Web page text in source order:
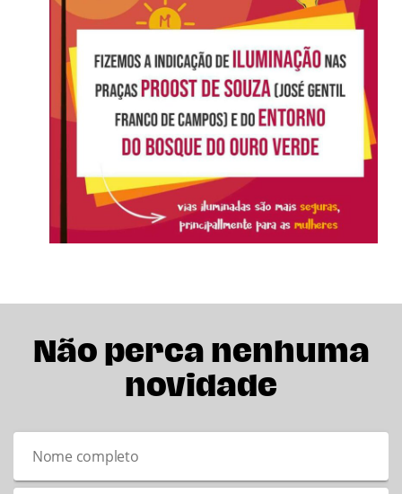
Não perca nenhuma
novidade